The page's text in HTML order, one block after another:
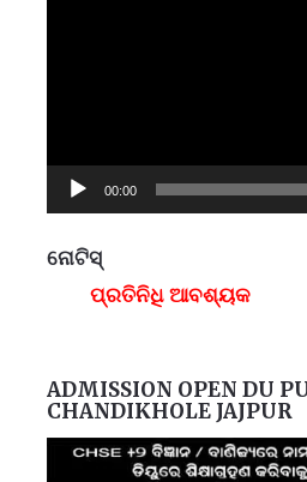
00:00
ନୋଟିସ୍
ପ୍ରତିନିଧି ଆବଶ୍ୟକ
ADMISSION OPEN DU
CHANDIKHOLE JAJPUR